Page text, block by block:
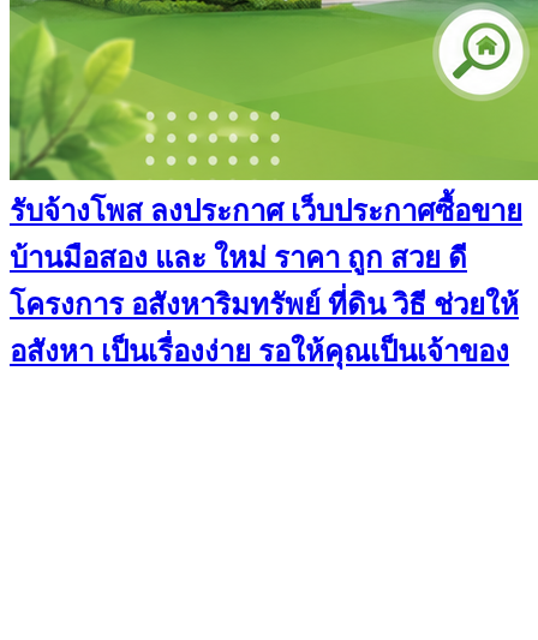
รับจ้างโพส ลงประกาศ เว็บประกาศซื้อขาย
บ้านมือสอง และ ใหม่ ราคา ถูก สวย ดี
โครงการ อสังหาริมทรัพย์ ที่ดิน วิธี ช่วยให้
อสังหา เป็นเรื่องง่าย รอให้คุณเป็นเจ้าของ